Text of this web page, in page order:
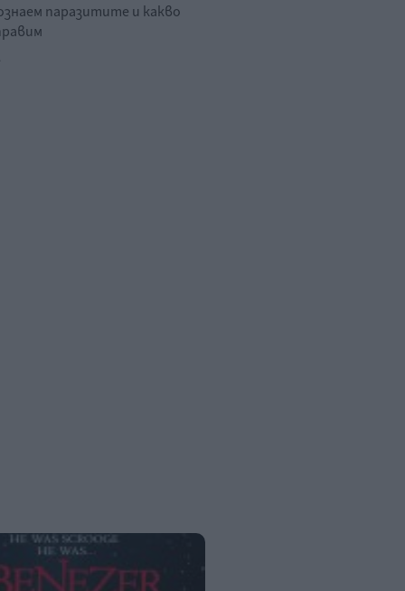
паразитите и какво